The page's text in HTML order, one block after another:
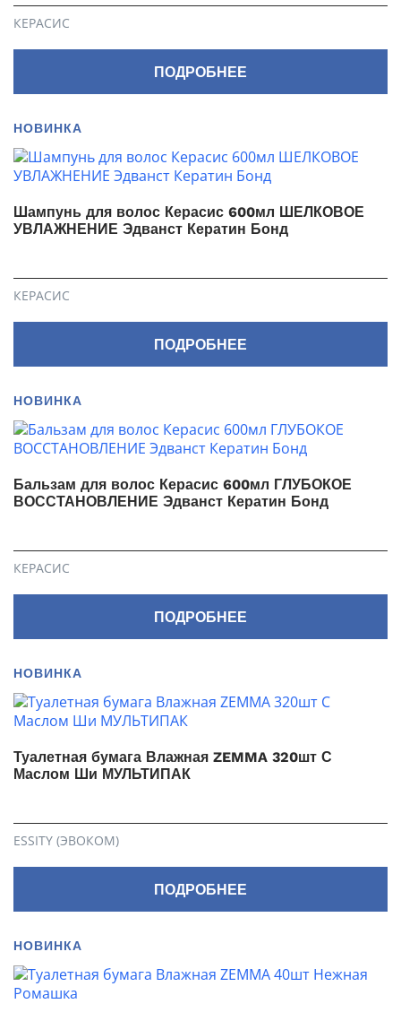
КЕРАСИС
ПОДРОБНЕЕ
НОВИНКА
Шампунь для волос Керасис 600мл ШЕЛКОВОЕ
УВЛАЖНЕНИЕ Эдванст Кератин Бонд
КЕРАСИС
ПОДРОБНЕЕ
НОВИНКА
Бальзам для волос Керасис 600мл ГЛУБОКОЕ
ВОССТАНОВЛЕНИЕ Эдванст Кератин Бонд
КЕРАСИС
ПОДРОБНЕЕ
НОВИНКА
Туалетная бумага Влажная ZEMMA 320шт С
Маслом Ши МУЛЬТИПАК
ESSITY (ЭВОКОМ)
ПОДРОБНЕЕ
НОВИНКА